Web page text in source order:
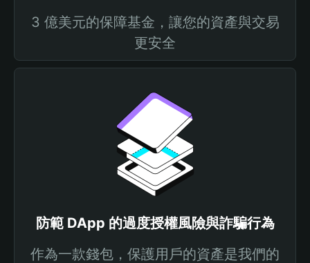
3 億美元的保障基金，讓您的資產與交易
更安全
防範 DApp 的過度授權風險與詐騙行為
作為一款錢包，保護用戶的資產是我們的